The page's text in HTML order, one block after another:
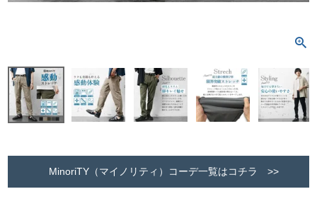
MinoriTY（マイノリティ）コーデ一覧はコチラ >>